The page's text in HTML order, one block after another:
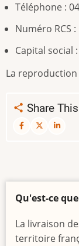
Téléphone :
Numéro RCS
Capital social
La
Share
Qu'est-ce
La livraison
territoire